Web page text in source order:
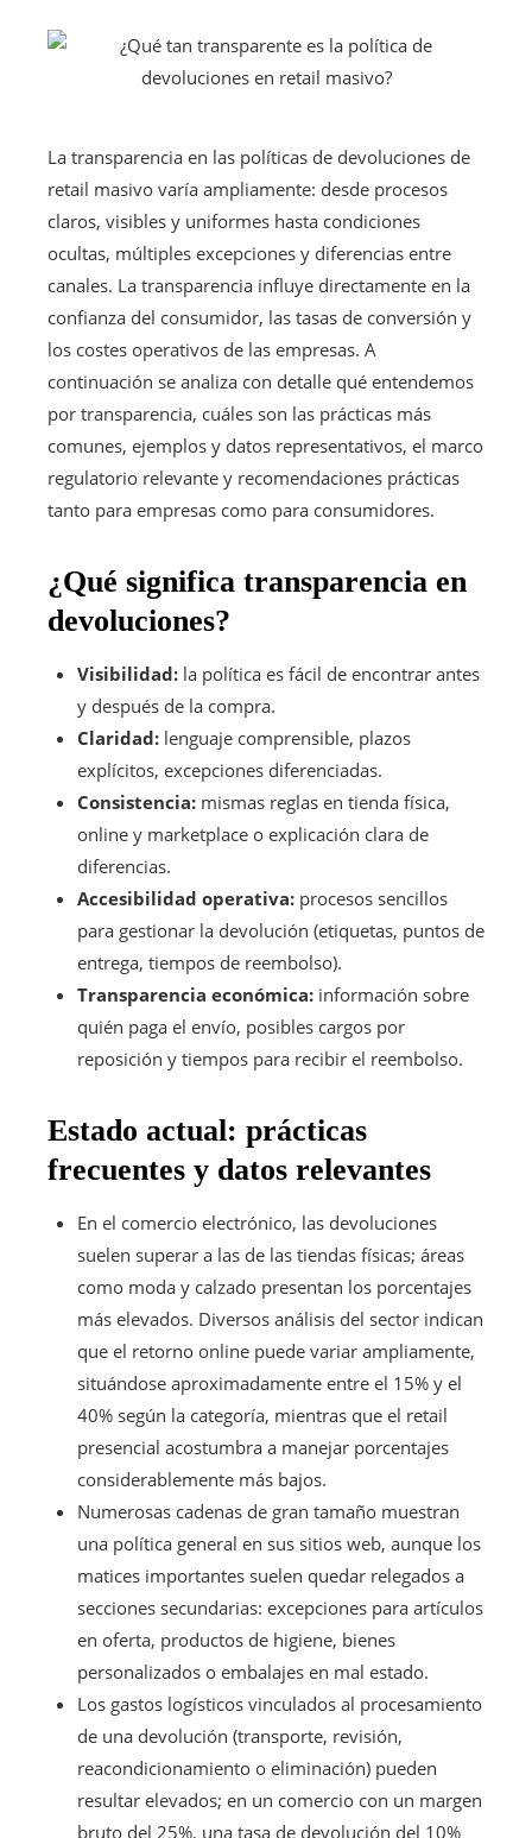
La transparencia en las políticas de devoluciones de
retail masivo varía ampliamente: desde procesos
claros, visibles y uniformes hasta condiciones
ocultas, múltiples excepciones y diferencias entre
canales. La transparencia influye directamente en la
confianza del consumidor, las tasas de conversión y
los costes operativos de las empresas. A
continuación se analiza con detalle qué entendemos
por transparencia, cuáles son las prácticas más
comunes, ejemplos y datos representativos, el marco
regulatorio relevante y recomendaciones prácticas
tanto para empresas como para consumidores.
¿Qué significa transparencia en
devoluciones?
Visibilidad: la política es fácil de encontrar antes
y después de la compra.
Claridad: lenguaje comprensible, plazos
explícitos, excepciones diferenciadas.
Consistencia: mismas reglas en tienda física,
online y marketplace o explicación clara de
diferencias.
Accesibilidad operativa: procesos sencillos
para gestionar la devolución (etiquetas, puntos de
entrega, tiempos de reembolso).
Transparencia económica: información sobre
quién paga el envío, posibles cargos por
reposición y tiempos para recibir el reembolso.
Estado actual: prácticas
frecuentes y datos relevantes
En el comercio electrónico, las devoluciones
suelen superar a las de las tiendas físicas; áreas
como moda y calzado presentan los porcentajes
más elevados. Diversos análisis del sector indican
que el retorno online puede variar ampliamente,
situándose aproximadamente entre el 15% y el
40% según la categoría, mientras que el retail
presencial acostumbra a manejar porcentajes
considerablemente más bajos.
Numerosas cadenas de gran tamaño muestran
una política general en sus sitios web, aunque los
matices importantes suelen quedar relegados a
secciones secundarias: excepciones para artículos
en oferta, productos de higiene, bienes
personalizados o embalajes en mal estado.
Los gastos logísticos vinculados al procesamiento
de una devolución (transporte, revisión,
reacondicionamiento o eliminación) pueden
resultar elevados; en un comercio con un margen
bruto del 25%, una tasa de devolución del 10%